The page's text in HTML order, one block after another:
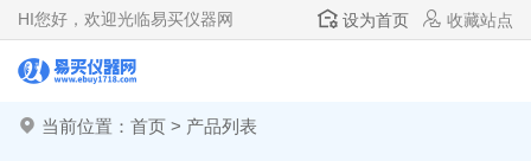
HI您好，欢迎光临易买仪器网 设为首页 收藏站点
当前位置： 首页 > 产品列表